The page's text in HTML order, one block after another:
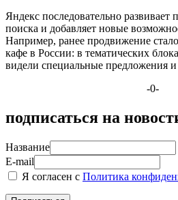
Яндекс последовательно развивает
поиска и добавляет новые
Например, ранее продвижение
кафе в России: в тематических
видели специальные предложения
-0-
подписаться на
Название
E-mail
Я согласен с Политика